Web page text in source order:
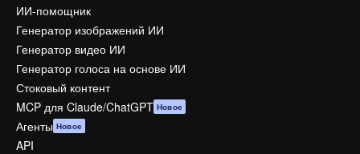
ИИ-помощник
Генератор изображений ИИ
Генератор видео ИИ
Генератор голоса на основе ИИ
Стоковый контент
MCP для Claude/ChatGPT Новое
Агенты Новое
API